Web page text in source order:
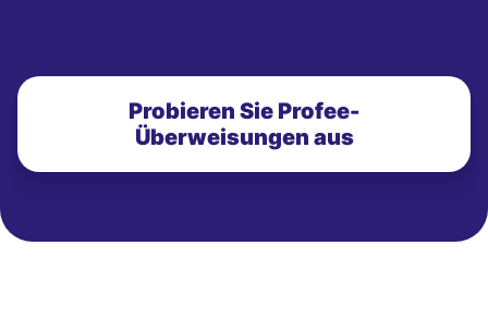
Probieren Sie Profee-
Überweisungen aus